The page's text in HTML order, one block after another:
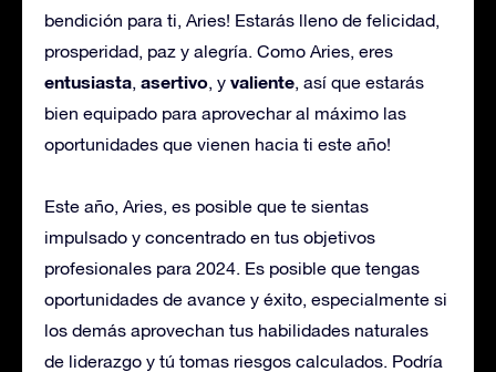
bendición para ti, Aries! Estarás lleno de felicidad,
prosperidad, paz y alegría. Como Aries, eres
entusiasta, asertivo, y valiente, así que estarás
bien equipado para aprovechar al máximo las
oportunidades que vienen hacia ti este año!
Este año, Aries, es posible que te sientas
impulsado y concentrado en tus objetivos
profesionales para 2024. Es posible que tengas
oportunidades de avance y éxito, especialmente si
los demás aprovechan tus habilidades naturales
de liderazgo y tú tomas riesgos calculados. Podría